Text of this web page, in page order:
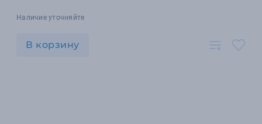
Наличие уточняйте
В корзину